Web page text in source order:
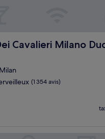
Cavalieri Milano
Cavalieri Milano Duomo
(1 354 avis)